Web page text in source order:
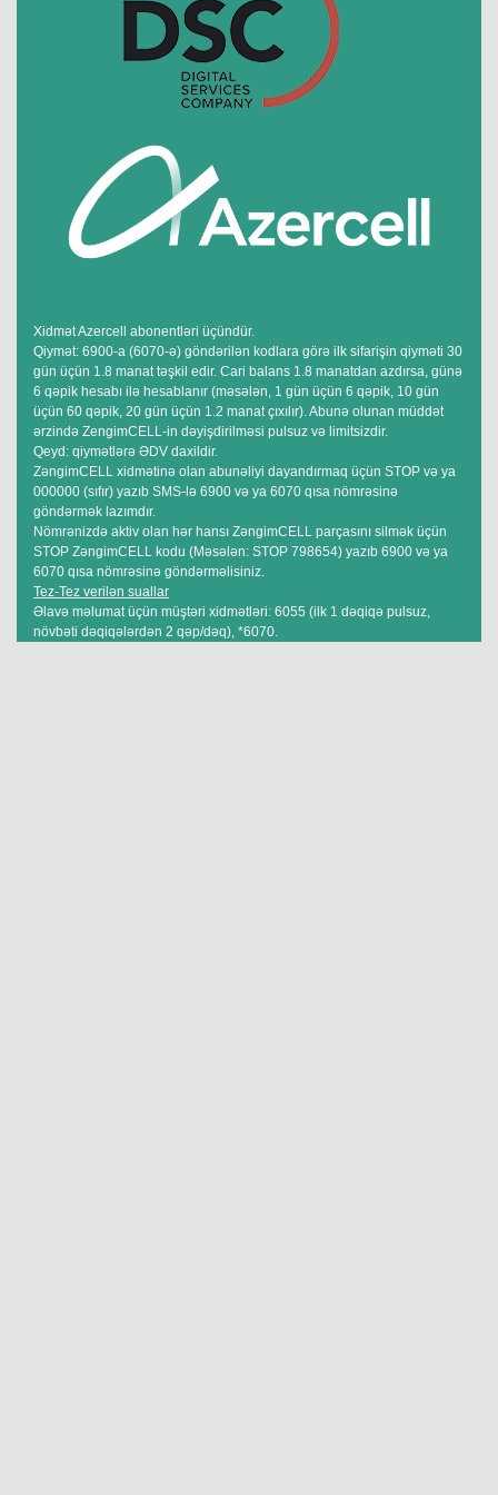
Xidmət Azercell abonentləri üçündür.
Qiymət: 6900-a (6070-ə) göndərilən kodlara görə ilk sifarişin qiyməti 30
gün üçün 1.8 manat təşkil edir. Cari balans 1.8 manatdan azdırsa, günə
6 qəpik hesabı ilə hesablanır (məsələn, 1 gün üçün 6 qəpik, 10 gün
üçün 60 qəpik, 20 gün üçün 1.2 manat çıxılır). Abunə olunan müddət
ərzində ZengimCELL-in dəyişdirilməsi pulsuz və limitsizdir.
Qeyd: qiymətlərə ƏDV daxildir.
ZəngimCELL xidmətinə olan abunəliyi dayandırmaq üçün STOP və ya
000000 (sıfır) yazıb SMS-lə 6900 və ya 6070 qısa nömrəsinə
göndərmək lazımdır.
Nömrənizdə aktiv olan hər hansı ZəngimCELL parçasını silmək üçün
STOP ZəngimCELL kodu (Məsələn: STOP 798654) yazıb 6900 və ya
6070 qısa nömrəsinə göndərməlisiniz.
Tez-Tez verilən suallar
Əlavə məlumat üçün müştəri xidmətləri: 6055 (ilk 1 dəqiqə pulsuz,
növbəti dəqiqələrdən 2 qəp/dəq), *6070.